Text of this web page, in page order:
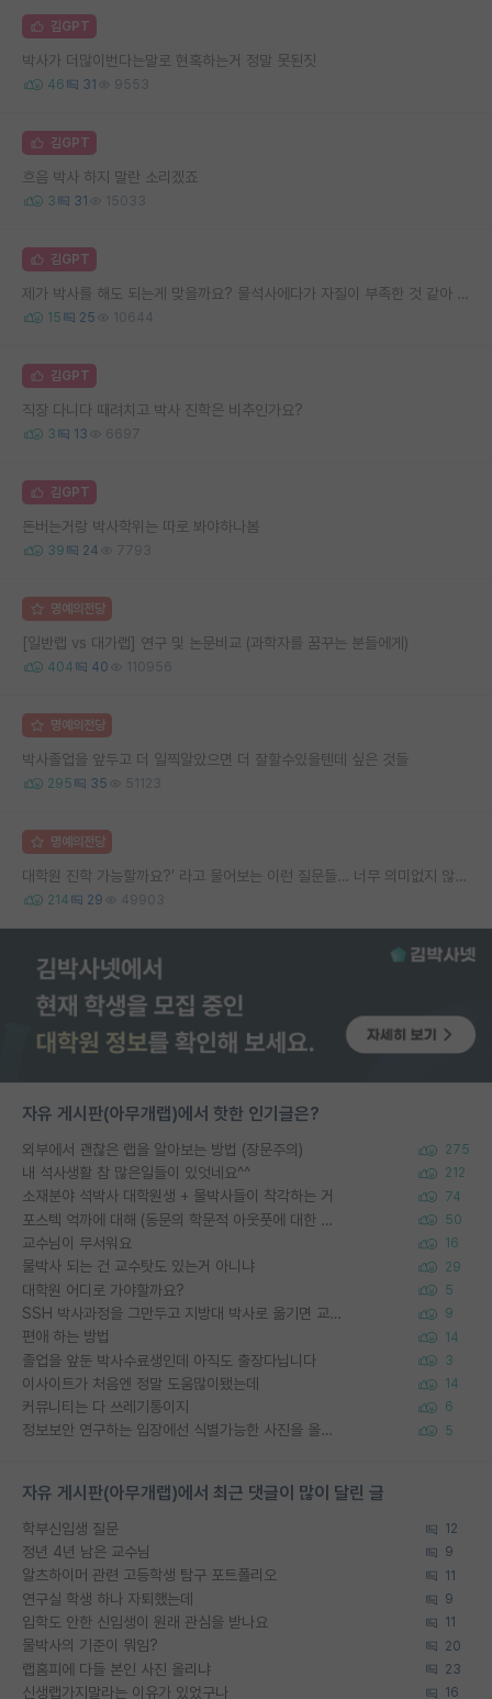
김GPT
박사가 더많이번다는말로 현혹하는거 정말 못된짓
46 31 9553
김GPT
흐음 박사 하지 말란 소리겠죠
3 31 15033
김GPT
제가 박사를 해도 되는게 맞을까요? 물석사에다가 자질이 부족한 것 같아 고민됩니다..
15 25 10644
김GPT
직장 다니다 때려치고 박사 진학은 비추인가요?
3 13 6697
김GPT
돈버는거랑 박사학위는 따로 봐야하나봄
39 24 7793
명예의전당
[일반랩 vs 대가랩] 연구 및 논문비교 (과학자를 꿈꾸는 분들에게)
404 40 110956
명예의전당
박사졸업을 앞두고 더 일찍알았으면 더 잘할수있을텐데 싶은 것들
295 35 51123
명예의전당
대학원 진학 가능할까요?’ 라고 물어보는 이런 질문들… 너무 의미없지 않나요?
214 29 49903
자유 게시판(아무개랩)에서 핫한 인기글은?
외부에서 괜찮은 랩을 알아보는 방법 (장문주의) 275
내 석사생활 참 많은일들이 있엇네요^^ 212
소재분야 석박사 대학원생 + 물박사들이 착각하는 거 74
포스텍 억까에 대해 (동문의 학문적 아웃풋에 대한 반박) 50
교수님이 무서워요 16
물박사 되는 건 교수탓도 있는거 아니냐 29
대학원 어디로 가야할까요? 5
SSH 박사과정을 그만두고 지방대 박사로 옮기면 교수의 꿈은 끝일까요? 9
편애 하는 방법 14
졸업을 앞둔 박사수료생인데 아직도 출장다닙니다 3
이사이트가 처음엔 정말 도움많이됐는데 14
커뮤니티는 다 쓰레기통이지 6
정보보안 연구하는 입장에선 식별가능한 사진을 올리는건 비추이긴함 5
자유 게시판(아무개랩)에서 최근 댓글이 많이 달린 글
학부신입생 질문 12
정년 4년 남은 교수님 9
알츠하이머 관련 고등학생 탐구 포트폴리오 11
연구실 학생 하나 자퇴했는데 9
입학도 안한 신입생이 원래 관심을 받나요 11
물박사의 기준이 뭐임? 20
랩홈피에 다들 본인 사진 올리냐 23
신생랩가지말라는 이유가 있었구나 16